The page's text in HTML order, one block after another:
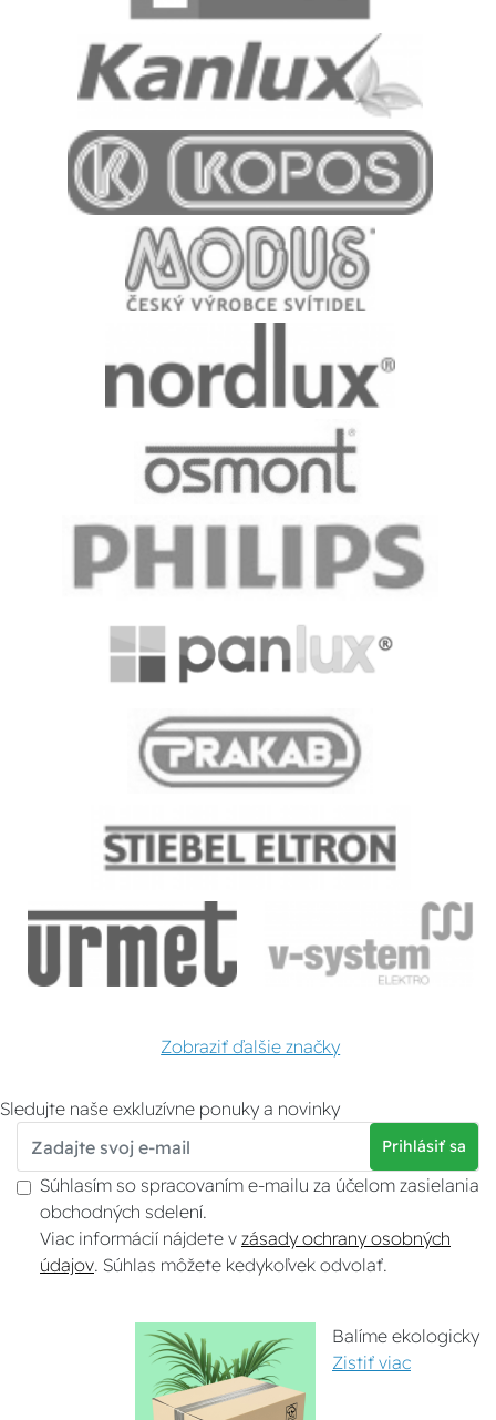
Zobraziť ďalšie značky
Sledujte naše exkluzívne ponuky a novinky
Prihlásiť sa
Súhlasím so spracovaním e-mailu za účelom zasielania
obchodných sdelení.
Viac informácií nájdete v zásady ochrany osobných
údajov . Súhlas môžete kedykoľvek odvolať.
Balíme ekologicky
Zistiť viac